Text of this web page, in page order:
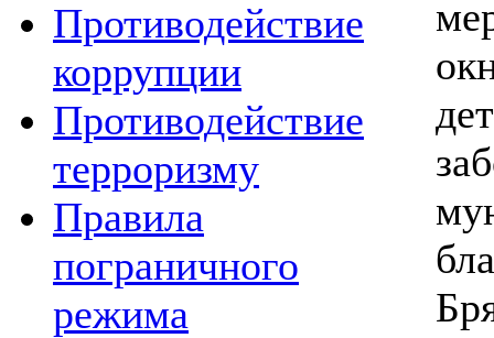
Противодействие
коррупции
Противодействие
терроризму
Правила
пограничного
режима